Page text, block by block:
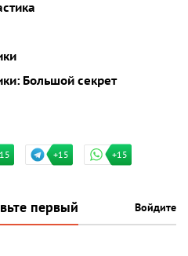
Большой секрет
+15 +15
первый Войдите